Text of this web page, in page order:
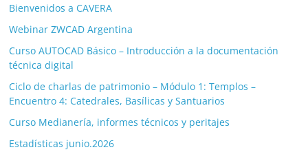
Bienvenidos a CAVERA
Webinar ZWCAD Argentina
Curso AUTOCAD Básico – Introducción a la documentación
técnica digital
Ciclo de charlas de patrimonio – Módulo 1: Templos –
Encuentro 4: Catedrales, Basílicas y Santuarios
Curso Medianería, informes técnicos y peritajes
Estadísticas junio.2026